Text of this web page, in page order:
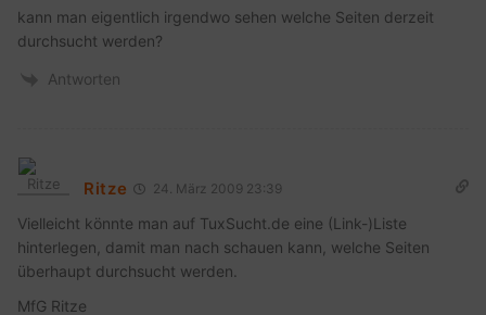
kann man eigentlich irgendwo sehen welche Seiten derzeit
durchsucht werden?
Antworten
Ritze 24. März 2009 23:39
Vielleicht könnte man auf TuxSucht.de eine (Link-)Liste
hinterlegen, damit man nach schauen kann, welche Seiten
überhaupt durchsucht werden.
MfG Ritze